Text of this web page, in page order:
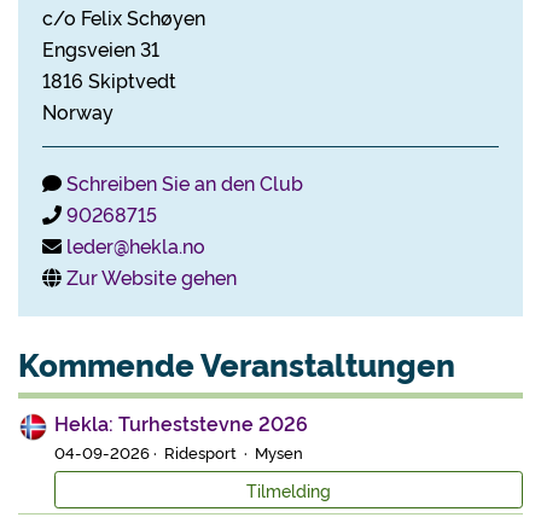
c/o Felix Schøyen
Engsveien 31
1816 Skiptvedt
Norway
Schreiben Sie an den Club
90268715
leder@hekla.no
Zur Website gehen
Kommende Veranstaltungen
Hekla: Turheststevne 2026
04-09-2026 · Ridesport · Mysen
Tilmelding